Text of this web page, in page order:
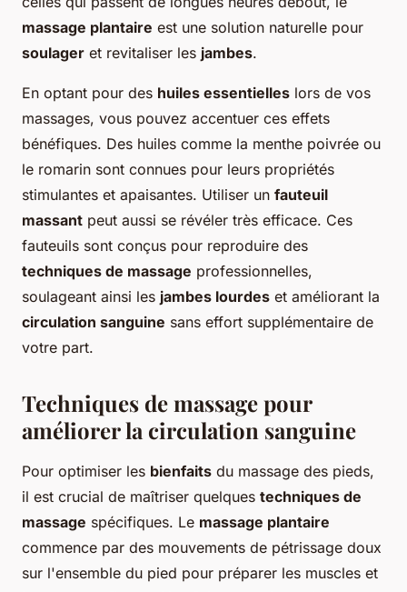
massage plantaire est une solution naturelle pour
soulager et revitaliser les jambes.
En optant pour des huiles essentielles lors de vos
massages, vous pouvez accentuer ces effets
bénéfiques. Des huiles comme la menthe poivrée ou
le romarin sont connues pour leurs propriétés
stimulantes et apaisantes. Utiliser un fauteuil
massant peut aussi se révéler très efficace. Ces
fauteuils sont conçus pour reproduire des
techniques de massage professionnelles,
soulageant ainsi les jambes lourdes et améliorant la
circulation sanguine sans effort supplémentaire de
votre part.
Techniques de massage pour
améliorer la circulation sanguine
Pour optimiser les bienfaits du massage des pieds,
il est crucial de maîtriser quelques techniques de
massage spécifiques. Le massage plantaire
commence par des mouvements de pétrissage doux
sur l'ensemble du pied pour préparer les muscles et